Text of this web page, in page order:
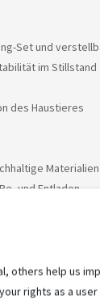
Set und
im Stillstand
des Haustieres
Materialien
und Entladen
others help us
rights as a user